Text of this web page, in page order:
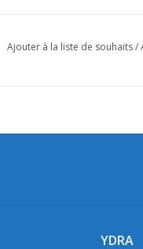
Ajouter à la liste de souhaits/
YDRA